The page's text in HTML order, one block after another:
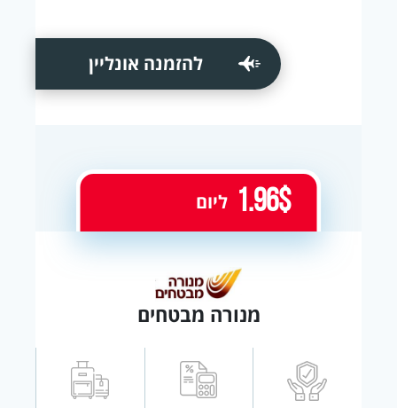
להזמנה אונליין
מנורה מבטחים
1.96$ ליום